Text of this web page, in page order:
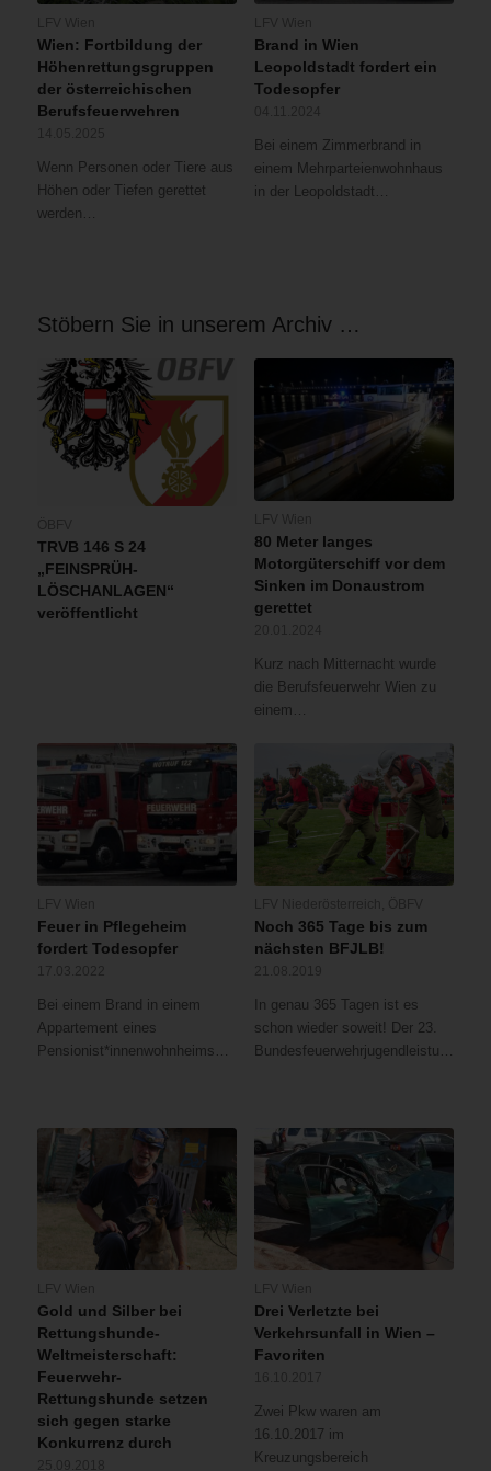
Wien: Fortbildung der
Höhenrettungsgruppen
der österreichischen
Berufsfeuerwehren
Wenn Personen oder Tiere aus
Höhen oder Tiefen gerettet
werden…
Brand in Wien
Leopoldstadt fordert ein
Todesopfer
Bei einem Zimmerbrand in
einem Mehrparteienwohnhaus
in der Leopoldstadt…
Stöbern Sie in unserem Archiv …
TRVB 146 S 24
„FEINSPRÜH-
LÖSCHANLAGEN“
veröffentlicht
80 Meter langes
Motorgüterschiff vor dem
Sinken im Donaustrom
gerettet
Kurz nach Mitternacht wurde
die Berufsfeuerwehr Wien zu
einem…
Feuer in Pflegeheim
fordert Todesopfer
Bei einem Brand in einem
Appartement eines
Pensionist*innenwohnheims…
Noch 365 Tage bis zum
nächsten BFJLB!
In genau 365 Tagen ist es
schon wieder soweit! Der 23.
Gold und Silber bei
Rettungshunde-
Weltmeisterschaft:
Feuerwehr-
Rettungshunde setzen
sich gegen starke
Konkurrenz durch
Drei Verletzte bei
Verkehrsunfall in Wien –
Favoriten
Zwei Pkw waren am
16.10.2017 im
Kreuzungsbereich